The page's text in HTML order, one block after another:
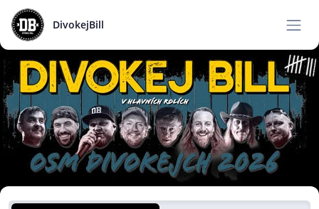
DivokejBill